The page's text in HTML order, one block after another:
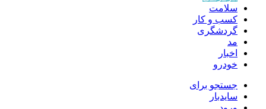
سلامت
کسب و کار
گردشگری
مد
اخبار
خودرو
جستجو برای
سایدبار